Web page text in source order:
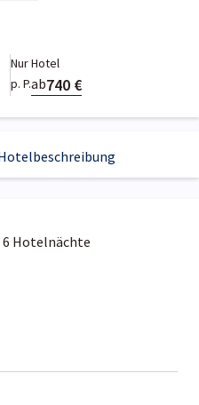
Nur Hotel
p. P.ab740 €
6 Hotelnächte